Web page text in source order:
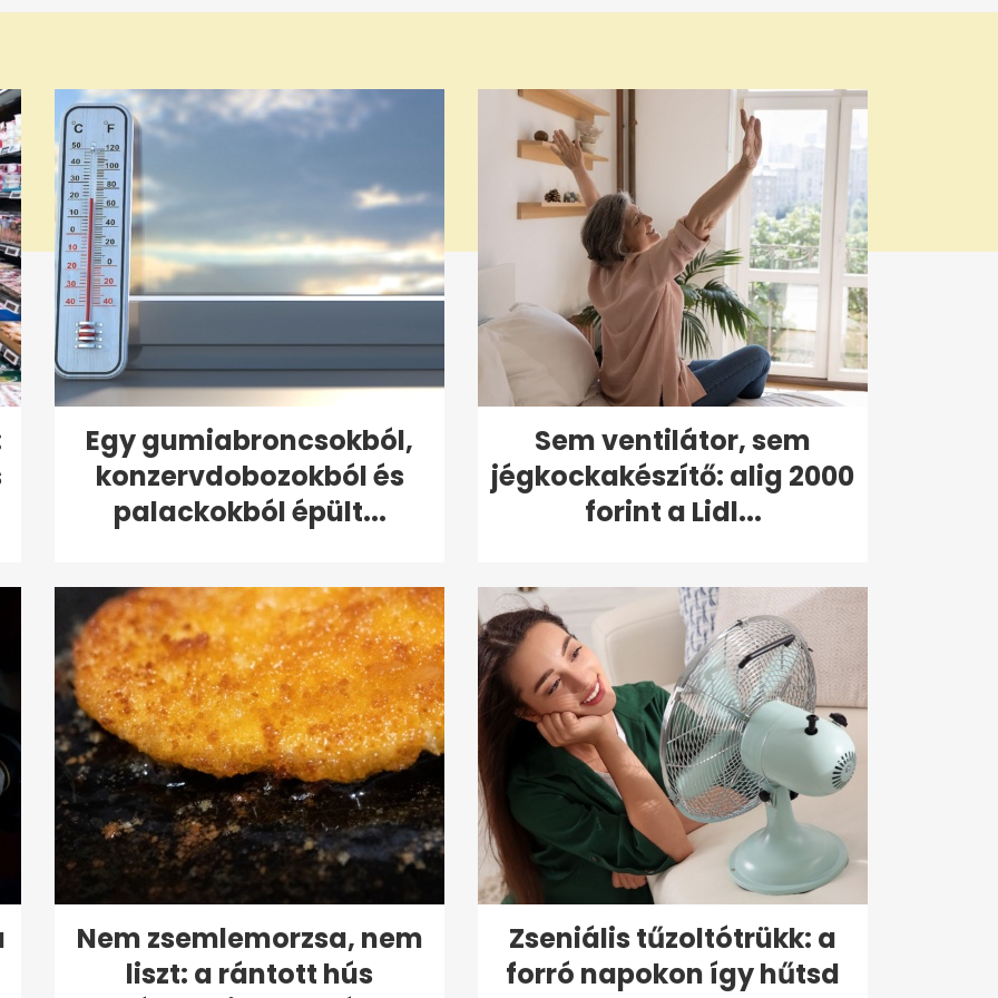
Egy gumiabroncsokból,
konzervdobozokból és
palackokból épült...
Sem ventilátor, sem
jégkockakészítő: alig 2000
forint a Lidl...
Nem zsemlemorzsa, nem
liszt: a rántott hús
Zseniális tűzoltótrükk: a
forró napokon így hűtsd